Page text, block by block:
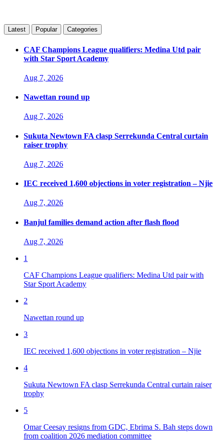
Latest Popular Categories
CAF Champions League qualifiers: Medina Utd pair
with Star Sport Academy
Aug 7, 2026
Nawettan round up
Aug 7, 2026
Sukuta Newtown FA clasp Serrekunda Central curtain
raiser trophy
Aug 7, 2026
IEC received 1,600 objections in voter registration – Njie
Aug 7, 2026
Banjul families demand action after flash flood
Aug 7, 2026
1
CAF Champions League qualifiers: Medina Utd pair with
Star Sport Academy
2
Nawettan round up
3
IEC received 1,600 objections in voter registration – Njie
4
Sukuta Newtown FA clasp Serrekunda Central curtain raiser
trophy
5
Omar Ceesay resigns from GDC, Ebrima S. Bah steps down
from coalition 2026 mediation committee